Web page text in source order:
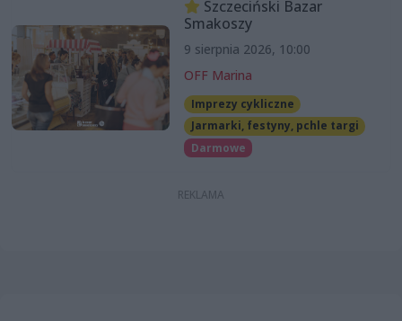
Szczeciński Bazar
Smakoszy
9 sierpnia 2026, 10:00
OFF Marina
Imprezy cykliczne
Jarmarki, festyny, pchle targi
Darmowe